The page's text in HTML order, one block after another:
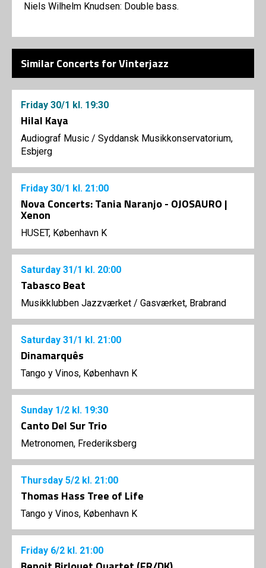
Niels Wilhelm Knudsen: Double bass.
Similar Concerts for Vinterjazz
Friday 30/1 kl. 19:30
Hilal Kaya
Audiograf Music / Syddansk Musikkonservatorium,
Esbjerg
Friday 30/1 kl. 21:00
Nova Concerts: Tania Naranjo - OJOSAURO |
Xenon
HUSET, København K
Saturday 31/1 kl. 20:00
Tabasco Beat
Musikklubben Jazzværket / Gasværket, Brabrand
Saturday 31/1 kl. 21:00
Dinamarquês
Tango y Vinos, København K
Sunday 1/2 kl. 19:30
Canto Del Sur Trio
Metronomen, Frederiksberg
Thursday 5/2 kl. 21:00
Thomas Hass Tree of Life
Tango y Vinos, København K
Friday 6/2 kl. 21:00